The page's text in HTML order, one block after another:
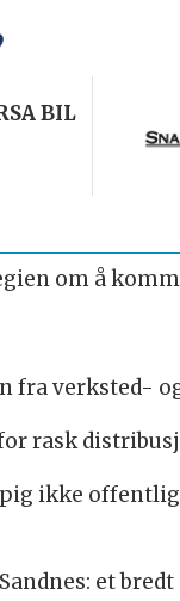
BIL
om å
fra verksted-
rask
ikke
et